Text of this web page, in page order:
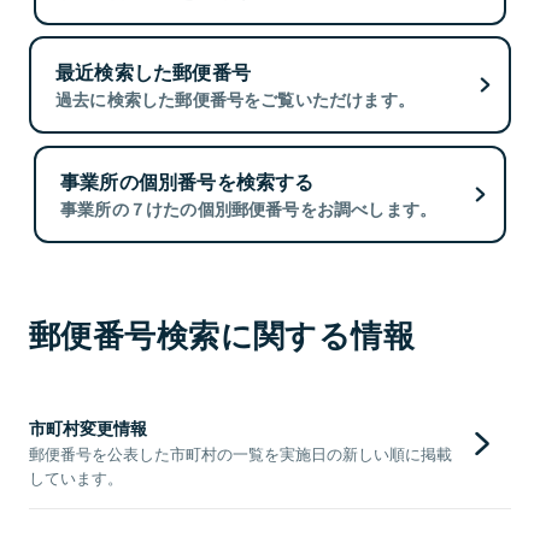
最近検索した郵便番号
過去に検索した郵便番号をご覧いただけます。
事業所の個別番号を検索する
事業所の７けたの個別郵便番号をお調べします。
郵便番号検索に関する情報
市町村変更情報
郵便番号を公表した市町村の一覧を実施日の新しい順に掲載
しています。